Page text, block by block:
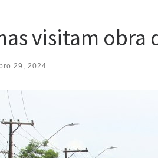
visitam obra
29, 2024